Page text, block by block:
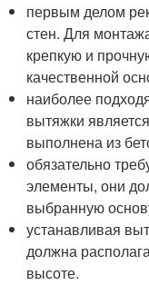
первым делом
стен. Для
крепкую и
качественной
наиболее
вытяжки
выполнена из
обязательно
элементы, они
выбранную
устанавливая
должна
высоте.